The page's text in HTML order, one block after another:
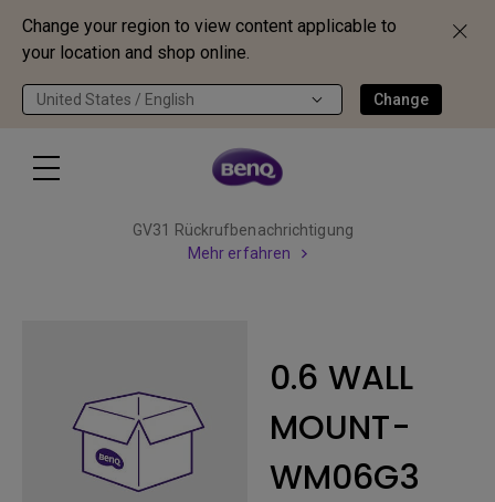
Change your region to view content applicable to
your location and shop online.
United States / English Change
GV31 Rückrufbenachrichtigung
Mehr erfahren
0.6 WALL
MOUNT-
WM06G3